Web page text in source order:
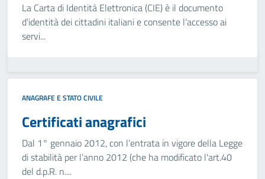
La Carta di Identità Elettronica (CIE) è il documento
d’identità dei cittadini italiani e consente l’accesso ai
servi...
ANAGRAFE E STATO CIVILE
Certificati anagrafici
Dal 1° gennaio 2012, con l’entrata in vigore della Legge
di stabilità per l’anno 2012 (che ha modificato l'art.40
del d.p.R. n....